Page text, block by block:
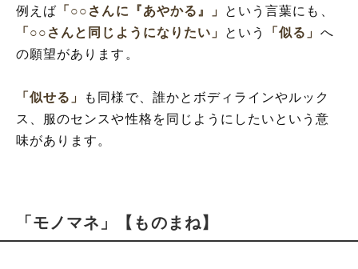
例えば 「○○さんに『あやかる』」
という言葉にも、
「○○さんと同じようになりたい」
という 「似る」 へ
の願望があります。
「似せる」
も同様で、誰かとボディラインやルック
ス、服のセンスや性格を同じようにしたいという意
味があります。
「モノマネ」【ものまね】